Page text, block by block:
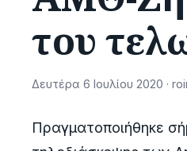
του
Δευτέρα 6 Ιουλίου 2020 ·
Πραγματοποιήθηκε